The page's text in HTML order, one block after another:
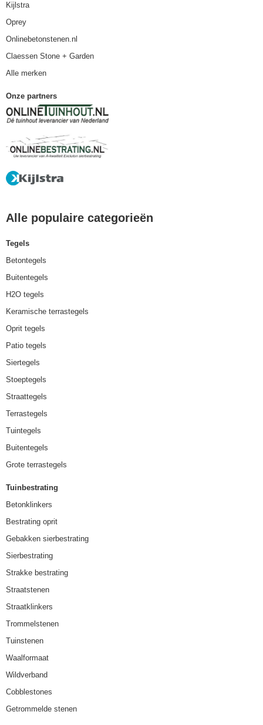
Kijlstra
Oprey
Onlinebetonstenen.nl
Claessen Stone + Garden
Alle merken
Onze partners
Alle populaire categorieën
Tegels
Betontegels
Buitentegels
H2O tegels
Keramische terrastegels
Oprit tegels
Patio tegels
Siertegels
Stoeptegels
Straattegels
Terrastegels
Tuintegels
Buitentegels
Grote terrastegels
Tuinbestrating
Betonklinkers
Bestrating oprit
Gebakken sierbestrating
Sierbestrating
Strakke bestrating
Straatstenen
Straatklinkers
Trommelstenen
Tuinstenen
Waalformaat
Wildverband
Cobblestones
Getrommelde stenen